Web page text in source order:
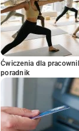
Ćwiczenia dla
poradnik